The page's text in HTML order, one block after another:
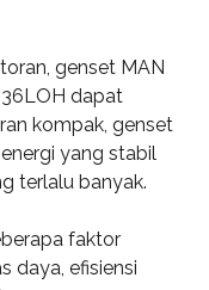
genset MAN
dapat
kompak, genset
yang stabil
terlalu banyak.
faktor
daya, efisiensi